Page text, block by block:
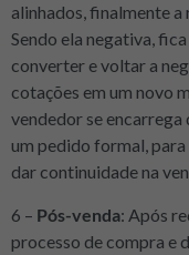
alinhados, finalmente
Sendo ela negativa,
converter e voltar a
cotações em um novo
vendedor se
um pedido formal,
dar continuidade na
6 – Pós-venda: Após
processo de compra e